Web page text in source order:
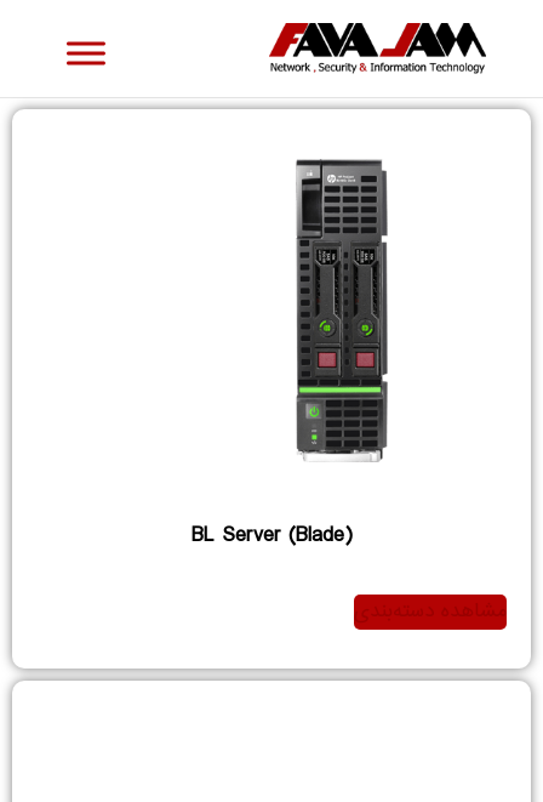
BL Server (Blade)
مشاهده دسته‌بندی